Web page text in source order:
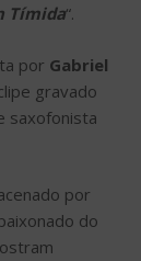
Tímida“.
por Gabriel
gravado
saxofonista
por
do